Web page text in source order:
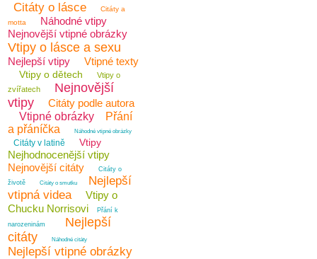
Citáty o lásce
Citáty a
motta
Náhodné vtipy
Nejnovější vtipné obrázky
Vtipy o lásce a sexu
Nejlepší vtipy Vtipné texty
Vtipy o dětech
Vtipy o
zvířatech
Nejnovější
vtipy
Citáty podle autora
Vtipné obrázky
Přání
a přáníčka
Náhodné vtipné obrázky
Citáty v latině Vtipy
Nejhodnocenější vtipy
Nejnovější citáty
Citáty o
životě
Citáty o smutku
Nejlepší
vtipná videa
Vtipy o
Chucku Norrisovi
Přání k
narozeninám
Nejlepší
citáty
Náhodné citáty
Nejlepší vtipné obrázky